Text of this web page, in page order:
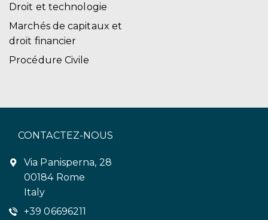
Droit et technologie
Marchés de capitaux et
droit financier
Procédure Civile
CONTACTEZ-NOUS
Via Panisperna, 28
00184 Rome
Italy
+39 06696211